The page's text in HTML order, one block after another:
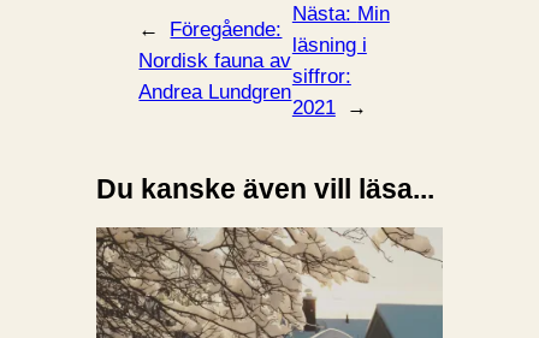
←
Föregående:
Nordisk fauna av
Andrea Lundgren
Nästa: Min
läsning i
siffror:
2021
→
Du kanske även vill läsa...